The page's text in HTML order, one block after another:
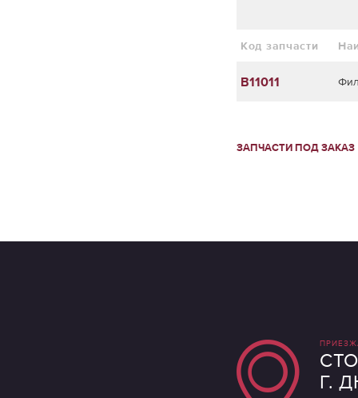
Код запчасти
B11011
ЗАПЧАСТИ ПОД ЗАКАЗ
СТО
Г.